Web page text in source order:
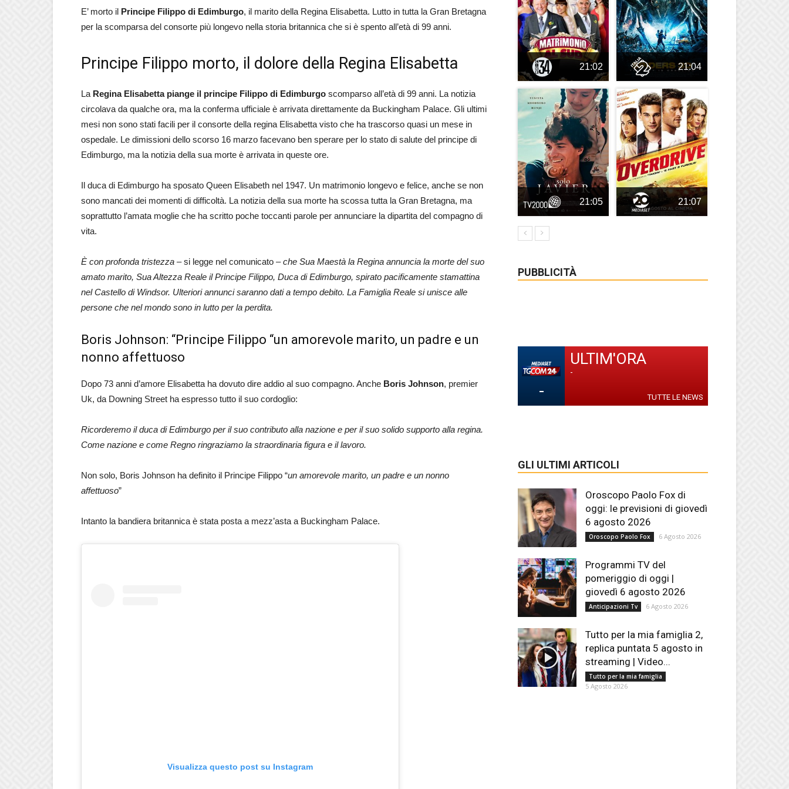
E’ morto il Principe Filippo di Edimburgo, il marito della Regina Elisabetta. Lutto in tutta la Gran Bretagna
per la scomparsa del consorte più longevo nella storia britannica che si è spento all’età di 99 anni.
Principe Filippo morto, il dolore della Regina Elisabetta
La Regina Elisabetta piange il principe Filippo di Edimburgo scomparso all’età di 99 anni. La notizia
circolava da qualche ora, ma la conferma ufficiale è arrivata direttamente da Buckingham Palace. Gli ultimi
mesi non sono stati facili per il consorte della regina Elisabetta visto che ha trascorso quasi un mese in
ospedale. Le dimissioni dello scorso 16 marzo facevano ben sperare per lo stato di salute del principe di
Edimburgo, ma la notizia della sua morte è arrivata in queste ore.
Il duca di Edimburgo ha sposato Queen Elisabeth nel 1947. Un matrimonio longevo e felice, anche se non
sono mancati dei momenti di difficoltà. La notizia della sua morte ha scossa tutta la Gran Bretagna, ma
soprattutto l’amata moglie che ha scritto poche toccanti parole per annunciare la dipartita del compagno di
vita.
È con profonda tristezza –si legge nel comunicato – che Sua Maestà la Regina annuncia la morte del suo
amato marito, Sua Altezza Reale il Principe Filippo, Duca di Edimburgo, spirato pacificamente stamattina
nel Castello di Windsor. Ulteriori annunci saranno dati a tempo debito. La Famiglia Reale si unisce alle
persone che nel mondo sono in lutto per la perdita.
Boris Johnson: “Principe Filippo “un amorevole marito, un padre e un
nonno affettuoso
Dopo 73 anni d’amore Elisabetta ha dovuto dire addio al suo compagno. Anche Boris Johnson, premier
Uk, da Downing Street ha espresso tutto il suo cordoglio:
Ricorderemo il duca di Edimburgo per il suo contributo alla nazione e per il suo solido supporto alla regina.
Come nazione e come Regno ringraziamo la straordinaria figura e il lavoro.
Non solo, Boris Johnson ha definito il Principe Filippo “un amorevole marito, un padre e un nonno
affettuoso”
Intanto la bandiera britannica è stata posta a mezz’asta a Buckingham Palace.
Visualizza questo post su Instagram
21:02 21:04
21:05 21:07
PUBBLICITÀ
-
ULTIM'ORA
-
TUTTE LE NEWS
GLI ULTIMI ARTICOLI
Oroscopo Paolo Fox di
oggi: le previsioni di giovedì
6 agosto 2026
Oroscopo Paolo Fox 6 Agosto 2026
Programmi TV del
pomeriggio di oggi |
giovedì 6 agosto 2026
Anticipazioni Tv 6 Agosto 2026
Tutto per la mia famiglia 2,
replica puntata 5 agosto in
streaming | Video...
Tutto per la mia famiglia
5 Agosto 2026